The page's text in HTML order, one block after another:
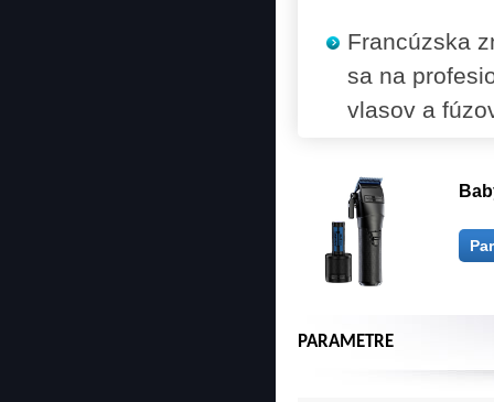
Francúzska
sa na
vlasov a
PARAMETRE